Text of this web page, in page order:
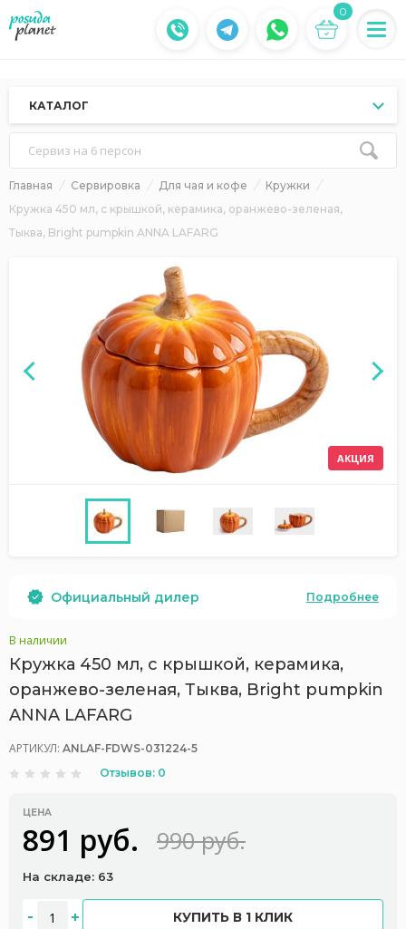
0
КАТАЛОГ
Сервиз на 6 персон
Главная Сервировка Для чая и кофе
Кружки
Кружка 450 мл, с крышкой, керамика, оранжево-зеленая,
Тыква, Bright pumpkin ANNA LAFARG
АКЦИЯ
Официальный дилер Подробнее
В наличии
Кружка 450 мл, с крышкой, керамика,
оранжево-зеленая, Тыква, Bright pumpkin
ANNA LAFARG
АРТИКУЛ: ANLAF-FDWS-031224-5
Отзывов: 0
ЦЕНА
891 руб. 990 руб.
На складе: 63
КУПИТЬ В 1 КЛИК